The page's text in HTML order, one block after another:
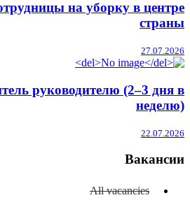
на уборку в центре
страны
27.07.2026
руководителю (2–3 дня в
неделю)
22.07.2026
Вакансии
All vacancies